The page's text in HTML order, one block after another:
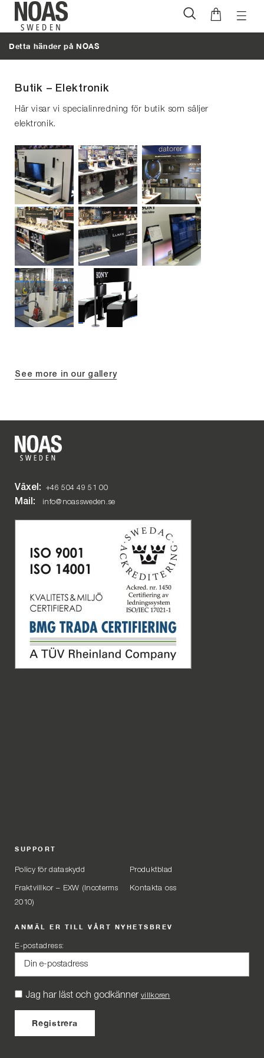
Hoppa
innehåll
Detta händer på NOAS
Butik – Elektronik
Här visar vi specialinredning för butik som säljer
elektronik.
See more in our gallery
Växel: +46 504 49 51 00
Mail: info@noassweden.se
SUPPORT
Policy för dataskydd Produktblad
Fraktvillkor – EXW (Incoterms
2010)
Kontakta oss
ANMÄL ER TILL VÅRT NYHETSBREV
E-postadress:
Jag har läst och godkänner villkoren